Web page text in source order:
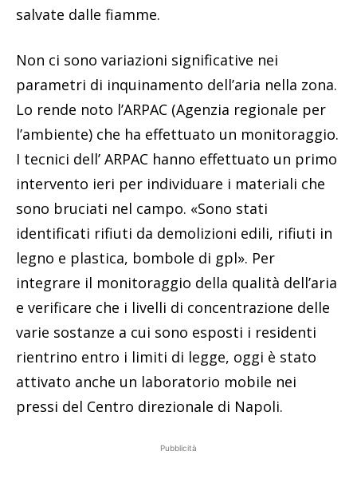
salvate dalle fiamme.
Non ci sono variazioni significative nei
parametri di inquinamento dell’aria nella zona.
Lo rende noto l’ARPAC (Agenzia regionale per
l’ambiente) che ha effettuato un monitoraggio.
I tecnici dell’ ARPAC hanno effettuato un primo
intervento ieri per individuare i materiali che
sono bruciati nel campo. «Sono stati
identificati rifiuti da demolizioni edili, rifiuti in
legno e plastica, bombole di gpl». Per
integrare il monitoraggio della qualità dell’aria
e verificare che i livelli di concentrazione delle
varie sostanze a cui sono esposti i residenti
rientrino entro i limiti di legge, oggi è stato
attivato anche un laboratorio mobile nei
pressi del Centro direzionale di Napoli.
Pubblicità